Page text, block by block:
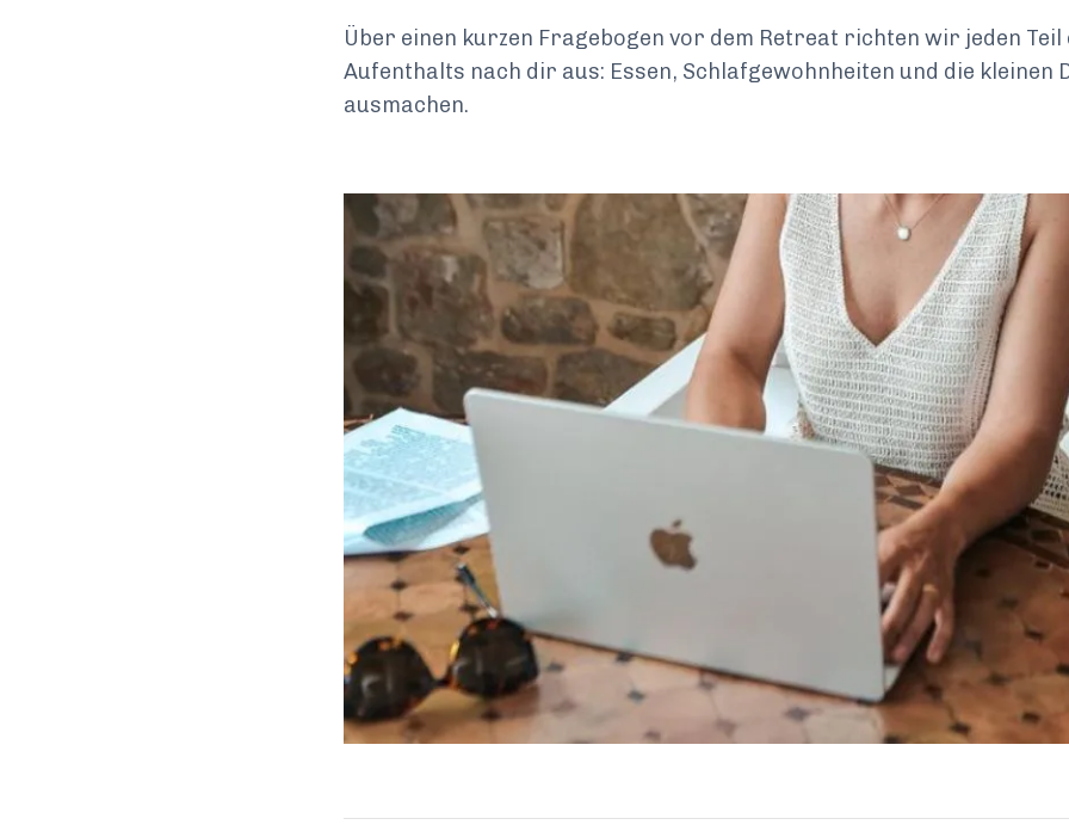
Über einen kurzen Fragebogen vor dem Retreat richten wir jeden Teil
Aufenthalts nach dir aus: Essen, Schlafgewohnheiten und die kleinen
ausmachen.